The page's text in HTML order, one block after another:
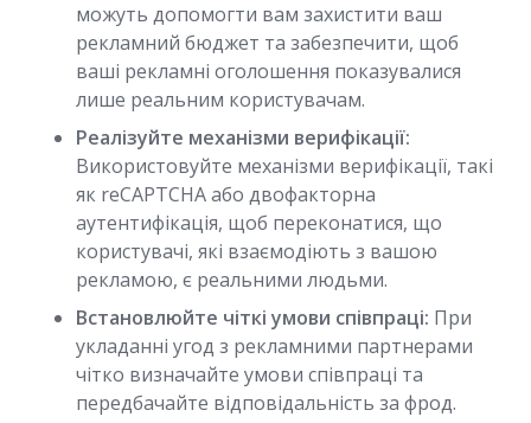
можуть допомогти вам захистити ваш
рекламний бюджет та забезпечити, щоб
ваші рекламні оголошення показувалися
лише реальним користувачам.
Реалізуйте механізми верифікації:
Використовуйте механізми верифікації, такі
як reCAPTCHA або двофакторна
аутентифікація, щоб переконатися, що
користувачі, які взаємодіють з вашою
рекламою, є реальними людьми.
Встановлюйте чіткі умови співпраці: При
укладанні угод з рекламними партнерами
чітко визначайте умови співпраці та
передбачайте відповідальність за фрод.